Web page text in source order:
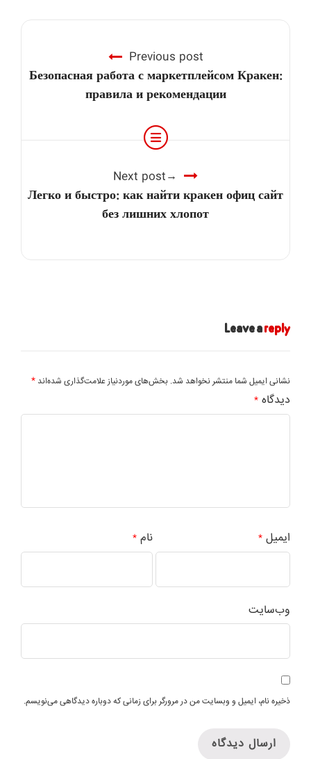
Previous post
Безопасная работа с маркетплейсом Кракен:
правила и рекомендации
Next post
Легко и быстро: как найти кракен офиц сайт
без лишних хлопот
Leave areply
نشانی ایمیل شما منتشر نخواهد شد. بخش‌های موردنیاز علامت‌گذاری شده‌اند *
دیدگاه *
نام * ایمیل*
وب‌سایت
ذخیره نام، ایمیل و وبسایت من در مرورگر برای زمانی که دوباره دیدگاهی می‌نویسم.